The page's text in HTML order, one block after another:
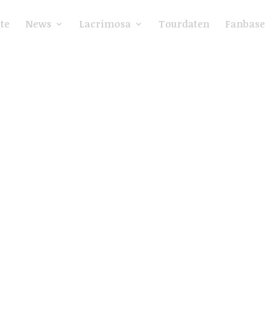
News Lacrimosa Tourdaten Fanbase